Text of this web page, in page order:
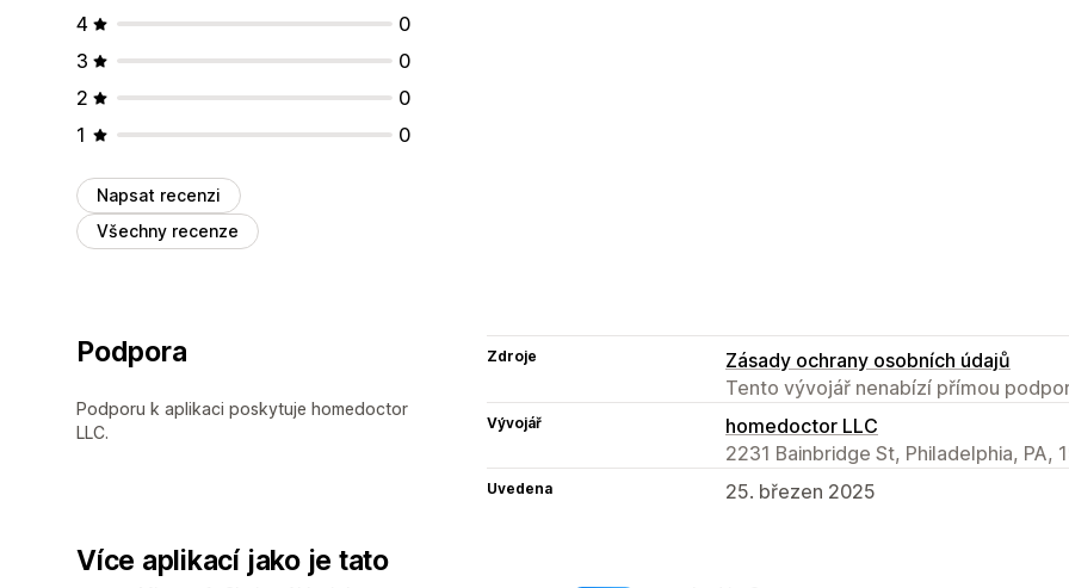
4
0
3
0
2
0
1
0
Napsat recenzi
Všechny recenze
Podpora
Podporu k aplikaci poskytuje homedoctor
LLC.
Zdroje
Zásady ochrany osobních údajů
Tento vývojář nenabízí přímou
Vývojář
homedoctor LLC
2231 Bainbridge St, Philadelphia, PA,
Uvedena 25. březen 2025
Více aplikací jako je tato